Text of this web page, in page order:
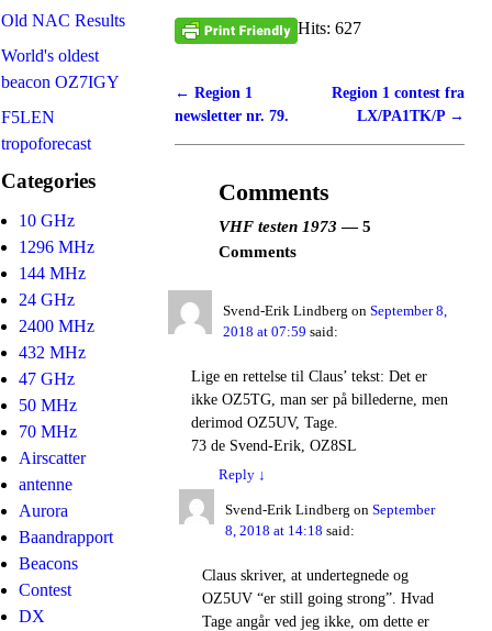
Old NAC Results
World's oldest
beacon OZ7IGY
F5LEN
tropoforecast
Categories
10 GHz
1296 MHz
144 MHz
24 GHz
2400 MHz
432 MHz
47 GHz
50 MHz
70 MHz
Airscatter
antenne
Aurora
Baandrapport
Beacons
Contest
DX
Hits: 627
Post navigation
← Region 1
newsletter nr. 79.
Region 1 contest fra
LX/PA1TK/P →
Comments
VHF testen 1973 — 5
Comments
Svend-Erik Lindberg onSeptember 8,
2018 at 07:59 said:
Lige en rettelse til Claus’ tekst: Det er
ikke OZ5TG, man ser på billederne, men
derimod OZ5UV, Tage.
73 de Svend-Erik, OZ8SL
Reply ↓
Svend-Erik Lindberg onSeptember
8, 2018 at 14:18 said:
Claus skriver, at undertegnede og
OZ5UV “er still going strong”. Hvad
Tage angår ved jeg ikke, om dette er